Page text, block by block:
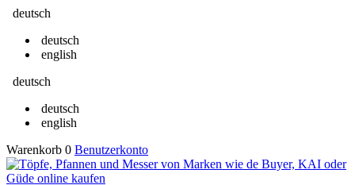
deutsch
deutsch
english
deutsch
deutsch
english
Warenkorb 0 Benutzerkonto